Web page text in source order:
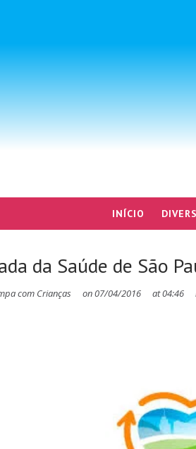
INÍCIO
da Saúde de São
com Crianças on07/04/2016 at04:46